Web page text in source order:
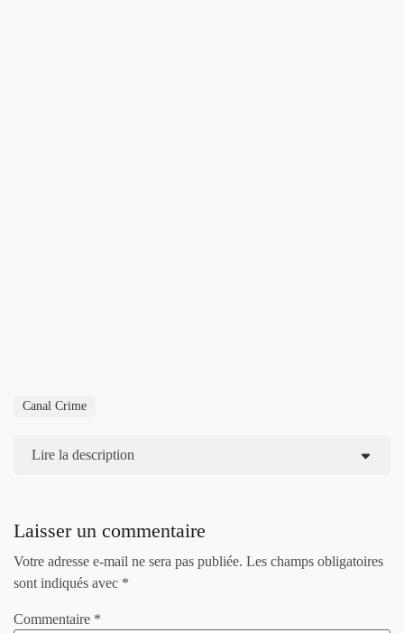
Canal Crime
Lire la description
Laisser un commentaire
Votre adresse e-mail ne sera pas publiée. Les champs obligatoires
sont indiqués avec *
Commentaire *